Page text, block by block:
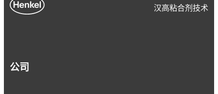
汉高粘合剂技术
公司